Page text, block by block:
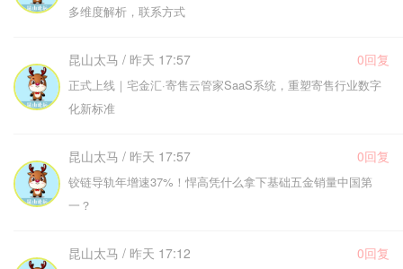
多维度解析，联系方式
昆山太马 / 昨天 17:57 0回复
正式上线｜宅金汇·寄售云管家SaaS系统，重塑寄售行业数字
化新标准
昆山太马 / 昨天 17:57 0回复
铰链导轨年增速37%！悍高凭什么拿下基础五金销量中国第
一？
昆山太马 / 昨天 17:12 0回复